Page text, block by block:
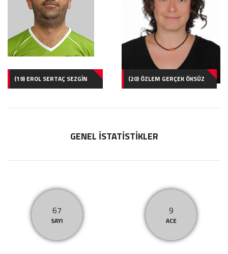
(19) EROL SERTAÇ SEZGİN (20) ÖZLEM GERÇEK ÖKSÜZ
GENEL İSTATİSTİKLER
67
SAYI
9
ACE